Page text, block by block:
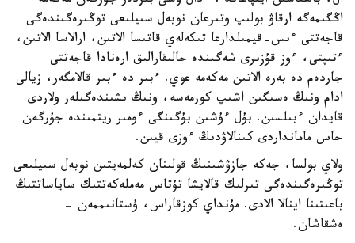
اڭگىمەگە ارقاۋ بولىپ وتىرعان نوبەل سىيلىعى توڭىرەگىندەگى
قاجەتتى ءىس-قيمىلدارعا تىكەلەي قاتىسا الاتىن، ارالاسا الاتىن،
ءتىپتى، ءوز قۇزىرى شەگىندە حالىقارالىق ارەنادا قاجەتتى
جاردەم دە بەرە الاتىن مەكەمە عوي. ءبىر دە ءبىر قالامگەر، زيالى
ادام ونىڭ ەسىگىن اشىپ كورمەسە، ونىڭ ىشىندەگىلەر ولاردى
قايدان ءبىلسىن. بۇل ءۇشىن بۇگىنگى ءومىر ريتمىندە جۇرگەن
جاس مامانداردى كىنالاۋدىڭ ءوزى قيىن.
ولاي بولسا، جەكە جازۋشىنىڭ قولىنان كەلمەيتىن نوبەل سىيلىعى
توڭىرەگىندەگى تىرلىك قالايشا تۇتاس مەملەكەتتىك ساياساتتىڭ
باعىتىنا اينالا الادى. مۇنداي كوزقاراس، ۇستانىممەن -
ەشقاشان.